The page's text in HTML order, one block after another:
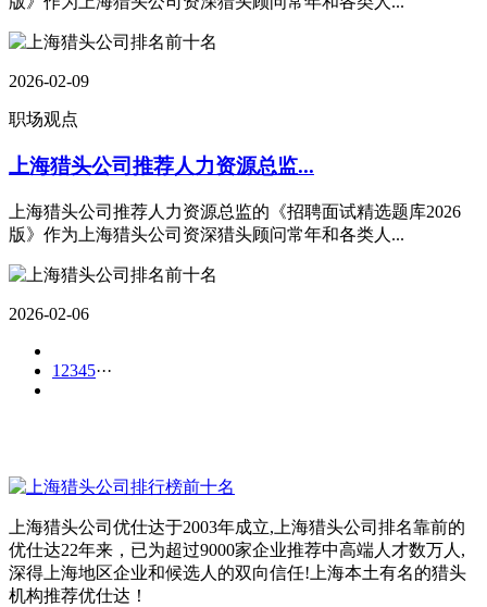
2026-02-09
职场观点
上海猎头公司推荐人力资源总监...
上海猎头公司推荐人力资源总监的《招聘面试精选题库2026
版》作为上海猎头公司资深猎头顾问常年和各类人...
2026-02-06
1 2345···
上海猎头公司优仕达于2003年成立,上海猎头公司排名靠前的
优仕达22年来，已为超过9000家企业推荐中高端人才数万人,
深得上海地区企业和候选人的双向信任!上海本土有名的猎头
机构推荐优仕达！